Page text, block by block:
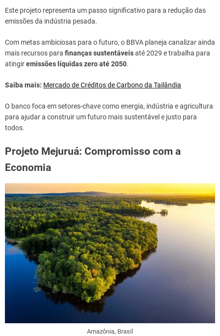
Este projeto representa um passo significativo para a redução das
emissões da indústria pesada.
Com metas ambiciosas para o futuro, o BBVA planeja canalizar ainda
mais recursos para finanças sustentáveisaté 2029 e trabalha para
atingiremissões líquidas zero até 2050.
Saiba mais: Mercado de Créditos de Carbono da Tailândia
O banco foca em setores-chave como energia, indústria e agricultura
para ajudar a construir um futuro mais sustentável e justo para
todos.
Projeto Mejuruá: Compromisso com a
Economia
Amazônia, Brasil